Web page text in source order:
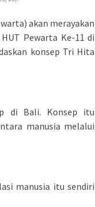
akan merayakan
Pewarta Ke-11 di
konsep Tri Hita
di Bali. Konsep itu
manusia melalui
manusia itu sendiri